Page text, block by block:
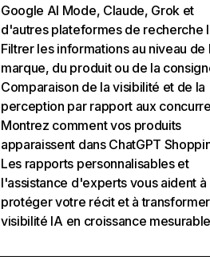
Google AI Mode, Claude, Grok et
d'autres plateformes de recherche
Filtrer les informations au niveau de
marque, du produit ou de la
Comparaison de la visibilité et de la
perception par rapport aux
Montrez comment vos produits
apparaissent dans ChatGPT
Les rapports personnalisables et
l'assistance d'experts vous aident à
protéger votre récit et à
visibilité IA en croissance